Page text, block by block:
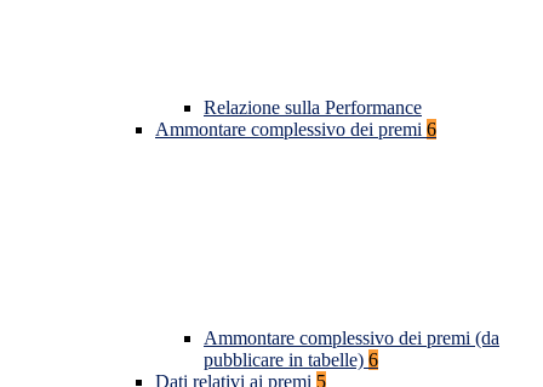
Relazione sulla Performance
Ammontare complessivo dei premi 6
Ammontare complessivo dei premi (da
pubblicare in tabelle) 6
Dati relativi ai premi 5